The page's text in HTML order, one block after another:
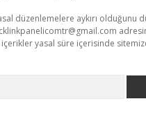
düzenlemelere aykırı olduğunu
yasal süre içerisinde